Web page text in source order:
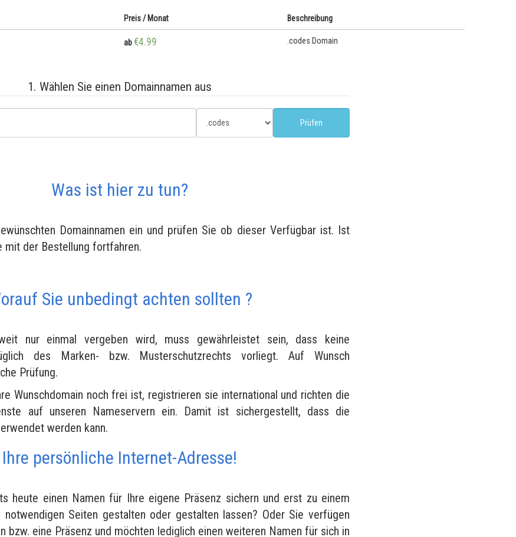
Preis / Monat Beschreibung
ab€4.99 .codes Domain
1. Wählen Sie einen Domainnamen aus
Was ist hier zu tun?
Domainnamen ein und prüfen Sie ob dieser Verfügbar ist. Ist
mit der Bestellung fortfahren.
Sie unbedingt achten sollten ?
nur einmal vergeben wird, muss gewährleistet sein, dass keine
des Marken- bzw. Musterschutzrechts vorliegt. Auf Wunsch
Prüfung.
Wunschdomain noch frei ist, registrieren sie international und richten die
auf unseren Nameservern ein. Damit ist sichergestellt, dass die
werden kann.
Ihre persönliche Internet-Adresse!
heute einen Namen für Ihre eigene Präsenz sichern und erst zu einem
Seiten gestalten oder gestalten lassen? Oder Sie verfügen
bzw. eine Präsenz und möchten lediglich einen weiteren Namen für sich in